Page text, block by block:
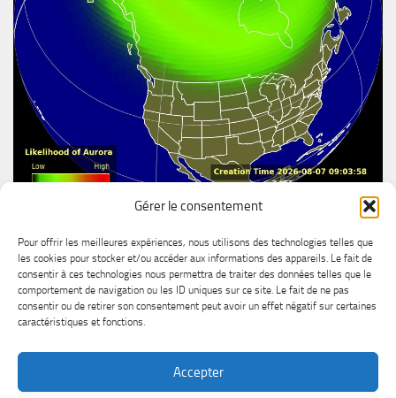
Gérer le consentement
Pour offrir les meilleures expériences, nous utilisons des technologies telles que
les cookies pour stocker et/ou accéder aux informations des appareils. Le fait de
consentir à ces technologies nous permettra de traiter des données telles que le
comportement de navigation ou les ID uniques sur ce site. Le fait de ne pas
consentir ou de retirer son consentement peut avoir un effet négatif sur certaines
caractéristiques et fonctions.
Accepter